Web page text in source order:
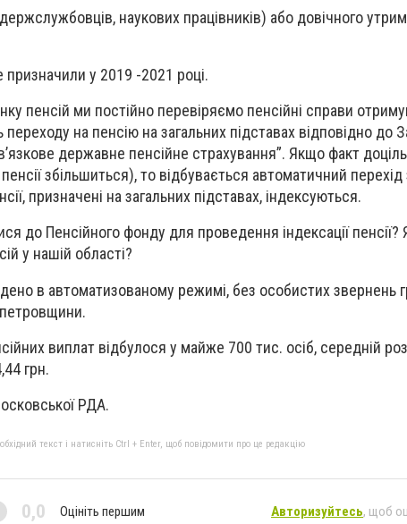
наукових працівників) або довічного
у 2019 -2021 році.
пенсій ми постійно перевіряємо пенсійні справи
переходу на пенсію на загальних підставах відповідно до
державне пенсійне страхування”. Якщо факт
збільшиться), то відбувається автоматичний перехід
призначені на загальних підставах, індексуються.
до Пенсійного фонду для проведення індексації пенсії?
у нашій області?
в автоматизованому режимі, без особистих звернень
виплат відбулося у майже 700 тис. осіб, середній
грн.
РДА.
текст і натисніть Ctrl + Enter, щоб повідомити про це редакцію
0,0 Оцініть першим Авторизуйтесь, щоб